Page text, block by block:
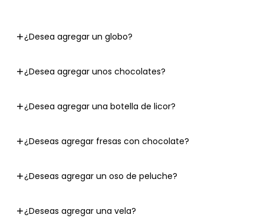
¿Desea agregar un globo?
¿Desea agregar unos chocolates?
¿Desea agregar una botella de licor?
¿Deseas agregar fresas con chocolate?
¿Deseas agregar un oso de peluche?
¿Deseas agregar una vela?